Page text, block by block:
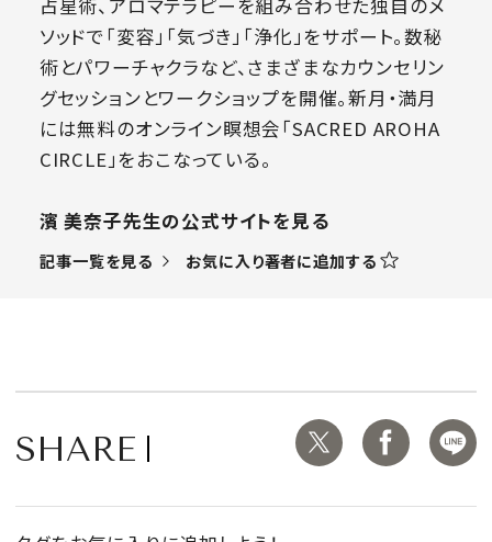
占星術、アロマテラピーを組み合わせた独自のメ
ソッドで「変容」「気づき」「浄化」をサポート。数秘
術とパワーチャクラなど、さまざまなカウンセリン
グセッションとワークショップを開催。新月・満月
には無料のオンライン瞑想会「SACRED AROHA
CIRCLE」をおこなっている。
濱 美奈子先生の公式サイトを見る
記事一覧を見る お気に入り著者に追加する
SHARE